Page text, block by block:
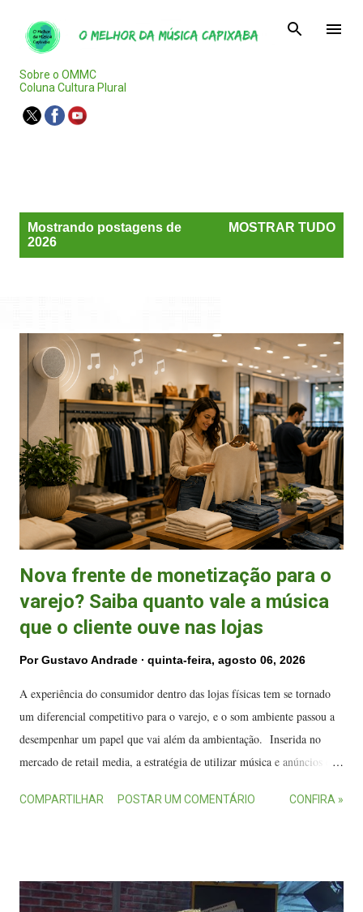
Sobre o OMMC
Coluna Cultura Plural
Mostrando postagens de
2026
MOSTRAR TUDO
Nova frente de monetização para o
varejo? Saiba quanto vale a música
que o cliente ouve nas lojas
PorGustavo Andrade quinta-feira, agosto 06, 2026
A experiência do consumidor dentro das lojas físicas tem se tornado
um diferencial competitivo para o varejo, e o som ambiente passou a
desempenhar um papel que vai além da ambientação. Inserida no
mercado de retail media, a estratégia de utilizar música e anúncios em
crescimento do setor, que movimentou R$ 3,5 bilhões no Brasil em
ambiente. (FOTO: ChatGPT) Para André Domingues, fundador e
COMPARTILHAR POSTAR UM COMENTÁRIO CONFIRA »